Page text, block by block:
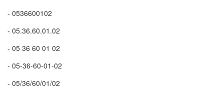
- 0536600102
- 05.36.60.01.02
- 05 36 60 01 02
- 05-36-60-01-02
- 05/36/60/01/02